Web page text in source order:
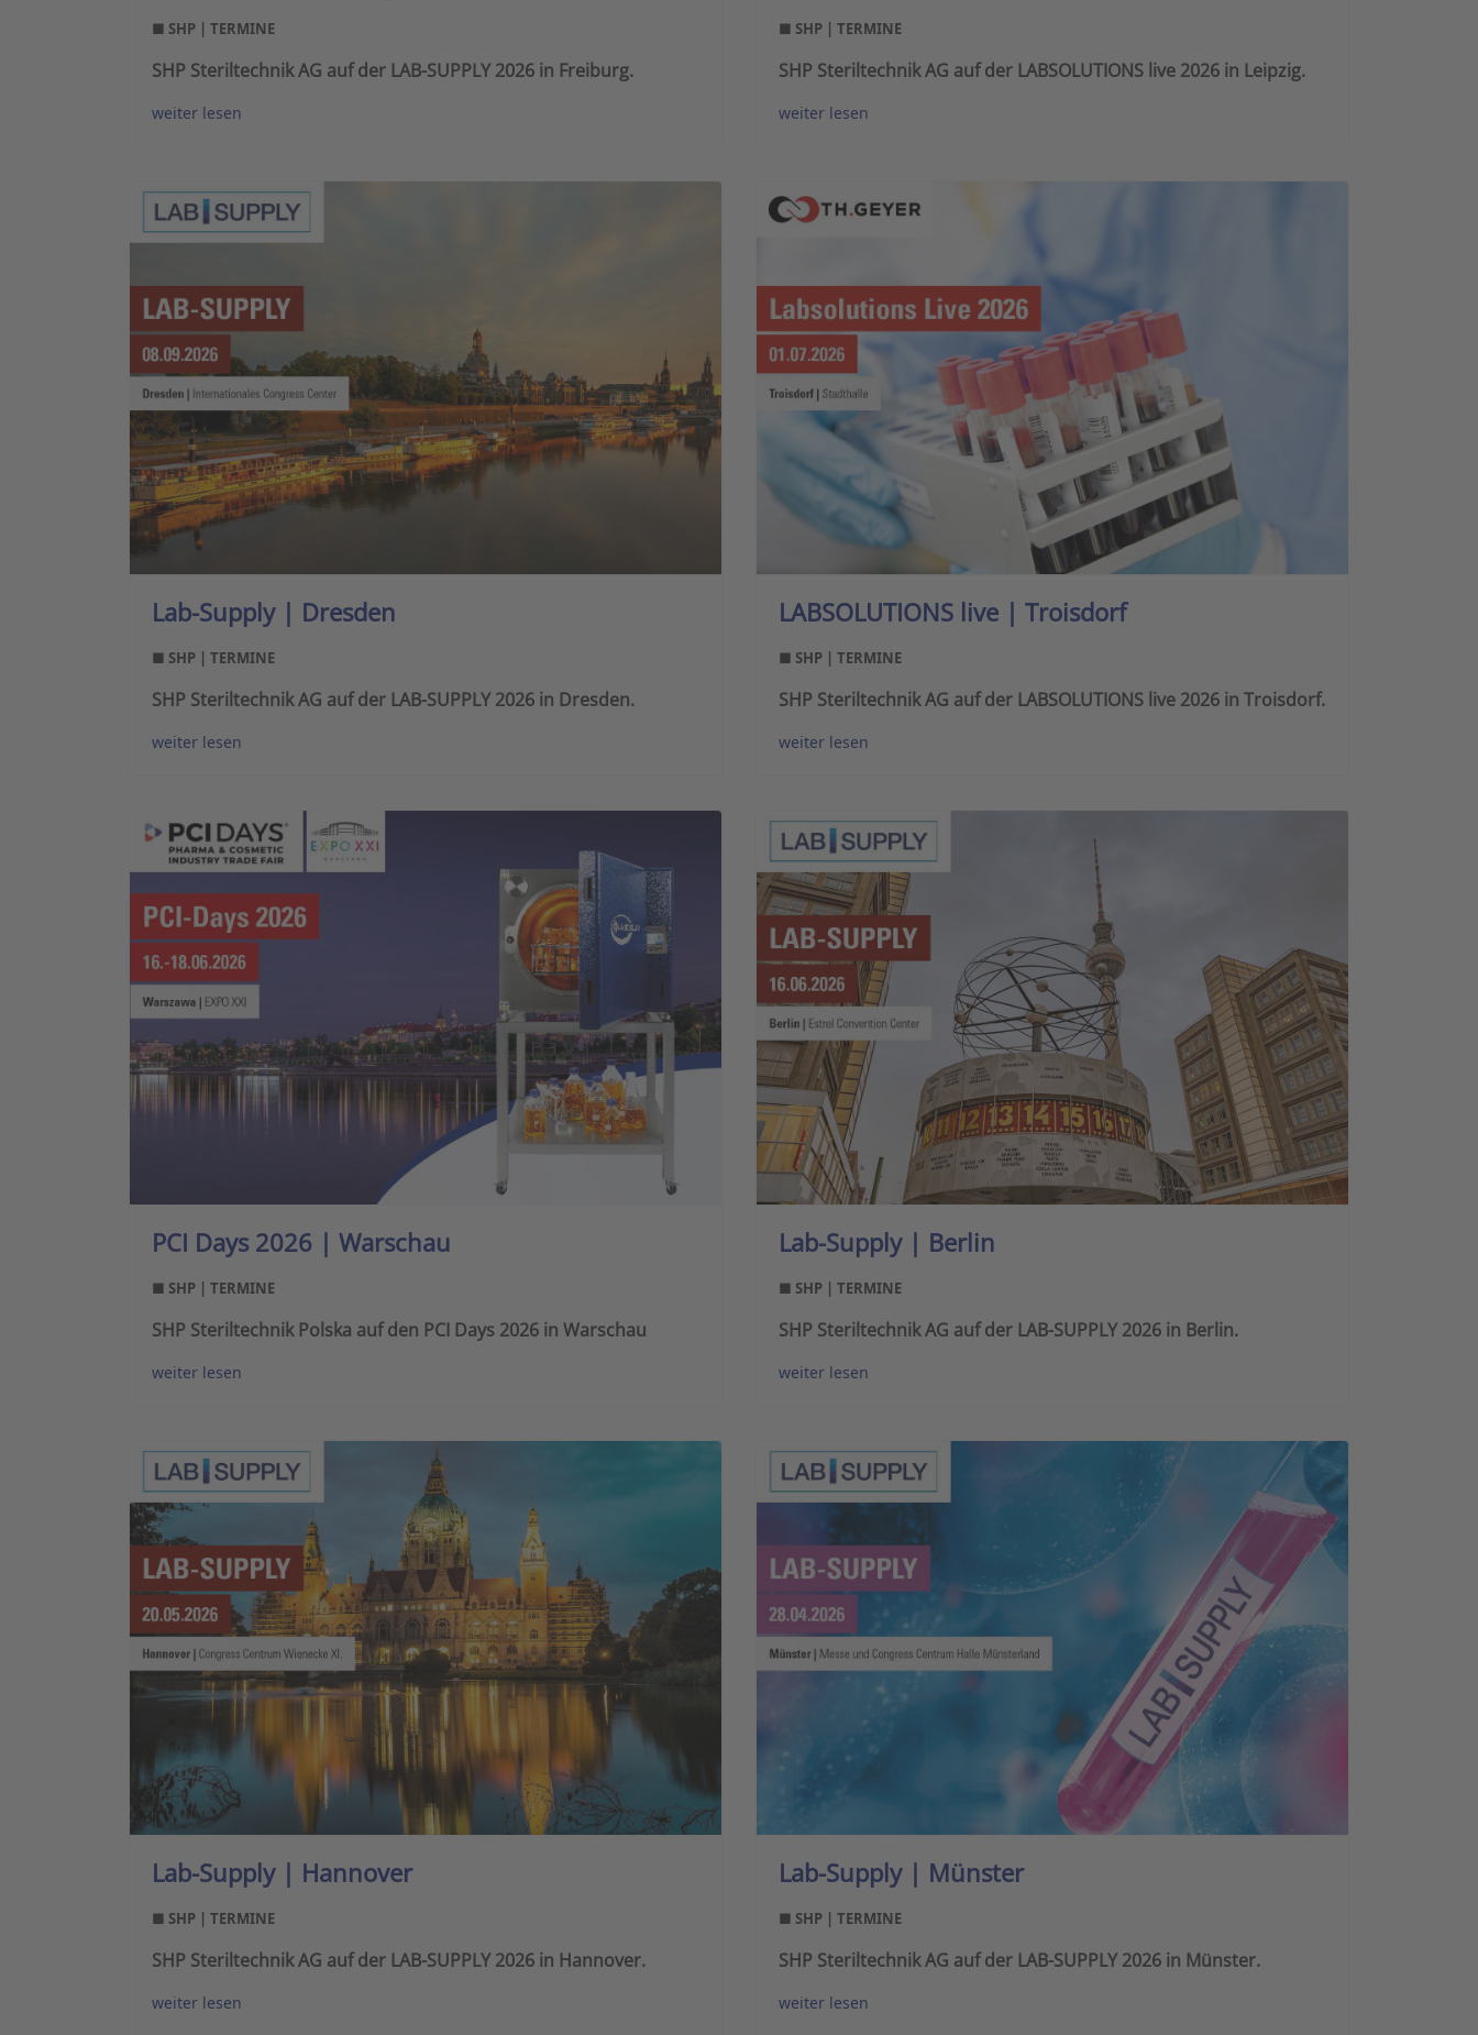
■ SHP | TERMINE
SHP Steriltechnik AG auf der LAB-SUPPLY 2026 in Freiburg.
weiter lesen
■ SHP | TERMINE
SHP Steriltechnik AG auf der LABSOLUTIONS live 2026 in Leipzig.
weiter lesen
Lab-Supply | Dresden
■ SHP | TERMINE
SHP Steriltechnik AG auf der LAB-SUPPLY 2026 in Dresden.
weiter lesen
LABSOLUTIONS live | Troisdorf
■ SHP | TERMINE
SHP Steriltechnik AG auf der LABSOLUTIONS live 2026 in Troisdorf.
weiter lesen
PCI Days 2026 | Warschau
■ SHP | TERMINE
SHP Steriltechnik Polska auf den PCI Days 2026 in Warschau
weiter lesen
Lab-Supply | Berlin
■ SHP | TERMINE
SHP Steriltechnik AG auf der LAB-SUPPLY 2026 in Berlin.
weiter lesen
Lab-Supply | Hannover
■ SHP | TERMINE
SHP Steriltechnik AG auf der LAB-SUPPLY 2026 in Hannover.
weiter lesen
Lab-Supply | Münster
■ SHP | TERMINE
SHP Steriltechnik AG auf der LAB-SUPPLY 2026 in Münster.
weiter lesen